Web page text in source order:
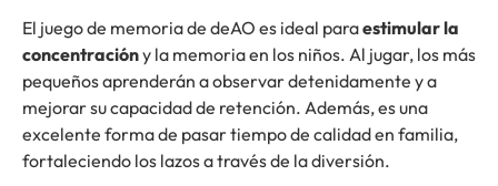
El juego de memoria de deAO es ideal paraestimular la
concentracióny la memoria en los niños. Al jugar, los más
pequeños aprenderán a observar detenidamente y a
mejorar su capacidad de retención. Además, es una
excelente forma de pasar tiempo de calidad en familia,
fortaleciendo los lazos a través de la diversión.